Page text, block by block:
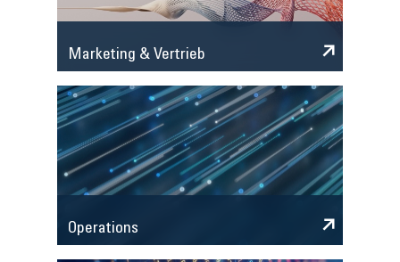
Marketing & Vertrieb
Operations